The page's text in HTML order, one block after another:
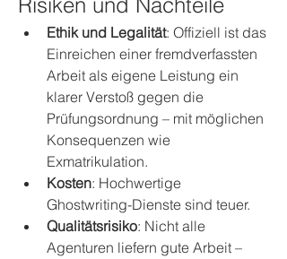
Ethik und Legalität: Offiziell ist das
Einreichen einer fremdverfassten
Arbeit als eigene Leistung ein
klarer Verstoß gegen die
Prüfungsordnung – mit möglichen
Konsequenzen wie
Exmatrikulation.
Kosten: Hochwertige
Ghostwriting-Dienste sind teuer.
Qualitätsrisiko: Nicht alle
Agenturen liefern gute Arbeit –